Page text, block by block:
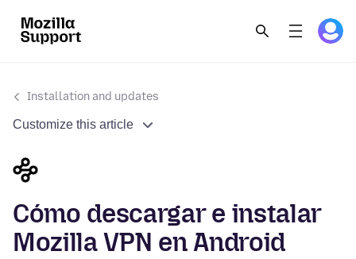
Installation and updates
Customize this article
Cómo descargar e instalar
Mozilla VPN en Android